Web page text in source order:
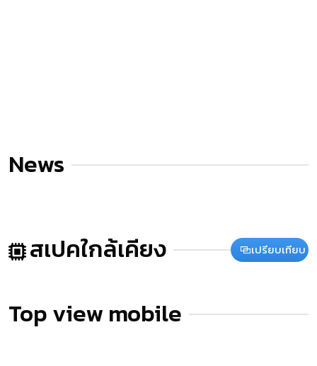
News
สเปคใกล้เคียง เปรียบเทียบ
Top view mobile